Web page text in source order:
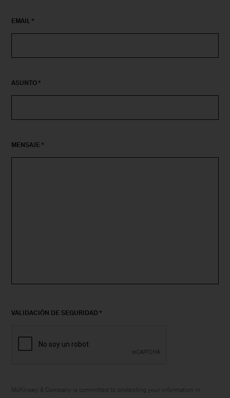
EMAIL
ASUNTO
MENSAJE
VALIDACIÓN DE SEGURIDAD
McKinsey & Company is committed to protecting your information in